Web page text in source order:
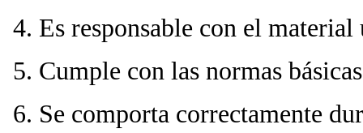
Es responsable con el
Cumple con las normas
Se comporta correctamente